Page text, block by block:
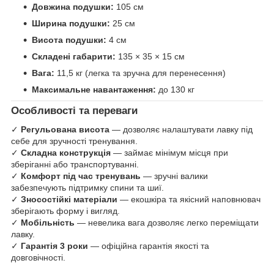
Довжина подушки: 105 см
Ширина подушки: 25 см
Висота подушки: 4 см
Складені габарити: 135 × 35 × 15 см
Вага: 11,5 кг (легка та зручна для перенесення)
Максимальне навантаження: до 130 кг
Особливості та переваги
✓ Регульована висота — дозволяє налаштувати лавку під
себе для зручності тренування.
✓ Складна конструкція — займає мінімум місця при
зберіганні або транспортуванні.
✓ Комфорт під час тренувань — зручні валики
забезпечують підтримку спини та шиї.
✓ Зносостійкі матеріали — екошкіра та якісний наповнювач
зберігають форму і вигляд.
✓ Мобільність — невелика вага дозволяє легко переміщати
лавку.
✓ Гарантія 3 роки — офіційна гарантія якості та
довговічності.